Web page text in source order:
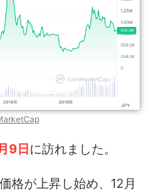
9日 に訪れました。
格が上昇し始め、12月